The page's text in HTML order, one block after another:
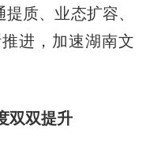
质、业态扩容、
进，加速湖南文
双提升